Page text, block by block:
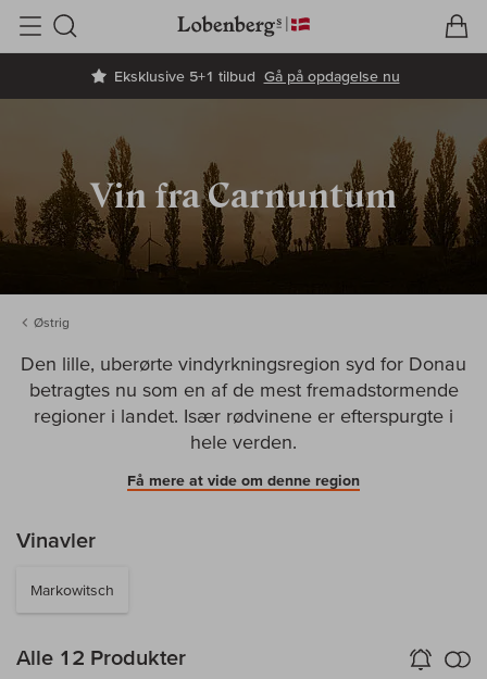
Eksklusive 5+1 tilbud Gå på opdagelse nu
Søg
Vin fra Carnuntum
Østrig
Den lille, uberørte vindyrkningsregion syd for Donau
betragtes nu som en af de mest fremadstormende
regioner i landet. Især rødvinene er efterspurgte i
hele verden.
Få mere at vide om denne region
Vinavler
Markowitsch
Alle 12 Produkter Vin-Alarm
aktiver